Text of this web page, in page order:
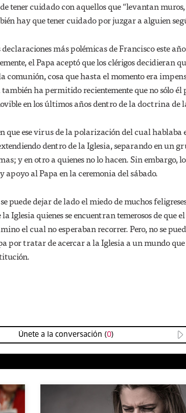
tener cuidado con aquellos que “levantan
hay que tener cuidado por juzgar a alguien
más polémicas de Francisco este
el Papa aceptó que los clérigos decidieran
cosa que hasta el momento era
también ha permitido recientemente que no sólo
en los últimos años dentro de la doctrina de
que ese virus de la polarización del cual hablaba
dentro de la Iglesia, separando en un
y en otro a quienes no lo hacen. Sin embargo,
apoyo al Papa en la ceremonia del sábado.
puede dejar de lado el miedo de muchos
Iglesia quienes se encuentran temerosos de que
el cual no esperaban recorrer. Pero, no se
por tratar de acercar a la Iglesia a un mundo que
Únete a la conversación (0)